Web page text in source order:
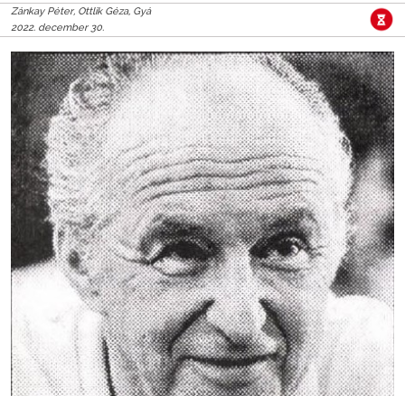
Zánkay Péter, Ottlik Géza, Gyá
2022. december 30.